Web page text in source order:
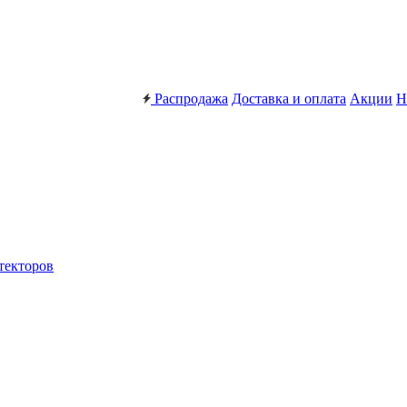
Распродажа Доставка и оплата Акции